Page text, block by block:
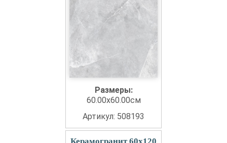
Размеры:
60.00x60.00см
Артикул: 508193